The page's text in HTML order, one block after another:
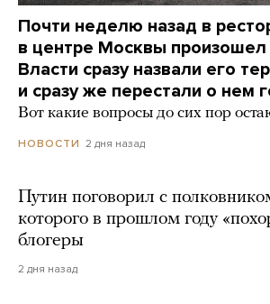
Почти неделю назад в
в центре Москвы произошел
Власти сразу назвали его
и сразу же перестали о нем
Вот какие вопросы до сих пор
НОВОСТИ 2 дня назад
Путин поговорил с
которого в прошлом году
блогеры
2 дня назад